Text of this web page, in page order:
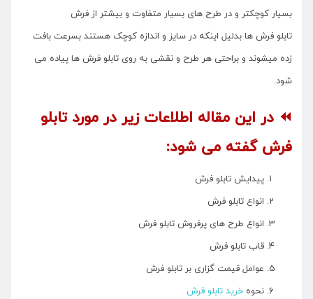
بسیار کوچکتر و در طرح های بسیار متفاوت و بیشتر از فرش
تابلو فرش ها بدلیل اینکه در سایز و اندازه کوچک هستند بسرعت بافت
زده میشوند و براحتی هر طرح و نقشی به روی تابلو فرش ها پیاده می
شود.
⏪ در این مقاله اطلاعات زیر در مورد تابلو
فرش گفته می شود:
پیدایش تابلو فرش
انواع تابلو فرش
انواع طرح های پرفروش تابلو فرش
قاب تابلو فرش
عوامل قیمت گزاری بر تابلو فرش
نحوه خرید تابلو فرش